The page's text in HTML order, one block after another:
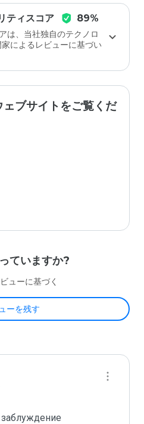
ティスコア 89%
は、当社独自のテクノロ
によるレビューに基づい
ブサイトをご覧くだ
ていますか?
ューに基づく
ーを残す